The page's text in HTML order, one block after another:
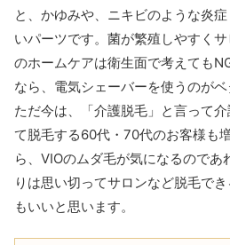
と、かゆみや、ニキビのような炎
いパーツです。菌が繁殖しやすく
のホームケアは衛生面で考えても
なら、電気シェーバーを使うのがベ
ただ今は、「介護脱毛」と言って
て脱毛する60代・70代のお客様も
ら、VIOのムダ毛が気になるのであ
りは思い切ってサロンなど脱毛で
もいいと思います。